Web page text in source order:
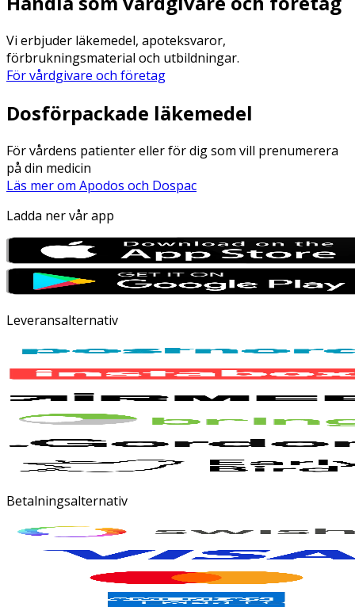
Vi erbjuder läkemedel, apoteksvaror,
förbrukningsmaterial och utbildningar.
För vårdgivare och företag
Dosförpackade läkemedel
För vårdens patienter eller för dig som vill prenumerera
på din medicin
Läs mer om Apodos och Dospac
Ladda ner vår app
Leveransalternativ
Betalningsalternativ